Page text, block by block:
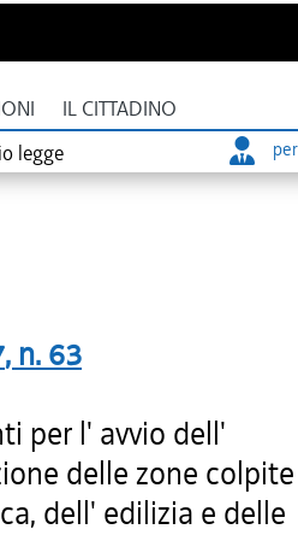
IL CITTADINO
legge
, n. 63
per l' avvio dell'
delle zone colpite
dell' edilizia e delle